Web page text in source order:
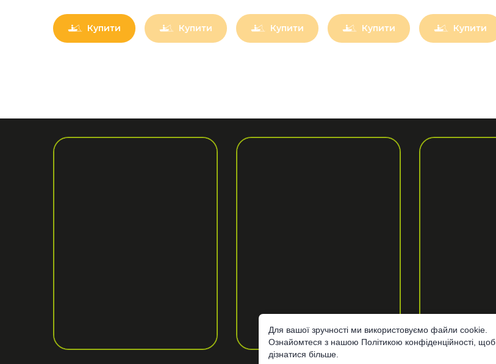
Купити Купити Купити Купити Купити
Для вашої зручності ми використовуємо файли cookie.
Ознайомтеся з нашою Політикою конфіденційності, щоб
дізнатися більше.